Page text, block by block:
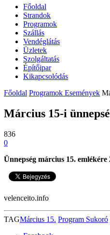
Főoldal
Strandok
Programok
Szállás
Vendéglátás
Üzletek
Szolgáltatás
Építőipar
Kikapcsolódás
Főoldal Programok Események
Március 15-i
836
0
Ünnepség március 15.
velenceito.info
TAGMárcius 15. Program Sukoró